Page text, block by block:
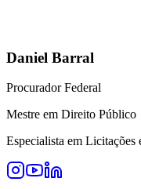
Daniel Barral
Procurador Federal
Mestre em Direito Público
Especialista em